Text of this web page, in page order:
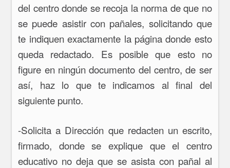
del centro donde se recoja la norma de que no
se puede asistir con pañales, solicitando que
te indiquen exactamente la página donde esto
queda redactado. Es posible que esto no
figure en ningún documento del centro, de ser
así, haz lo que te indicamos al final del
siguiente punto.
-Solicita a Dirección que redacten un escrito,
firmado, donde se explique que el centro
educativo no deja que se asista con pañal al